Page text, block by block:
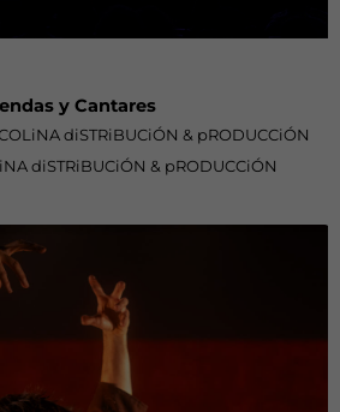
y Cantares
diSTRiBUCiÓN & pRODUCCiÓN
diSTRiBUCiÓN & pRODUCCiÓN